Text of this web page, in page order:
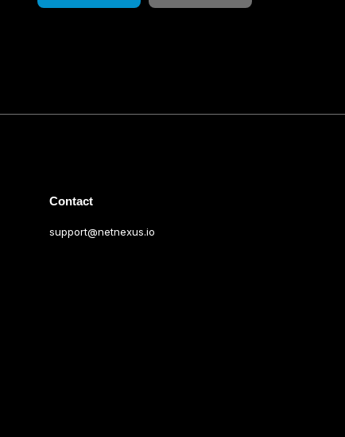
Contact
support@netnexus.io